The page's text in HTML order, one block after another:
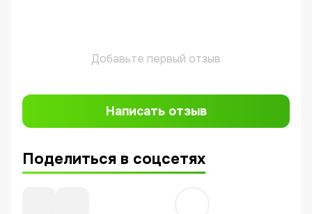
Добавьте первый отзыв
Написать отзыв
Поделиться в соцсетях